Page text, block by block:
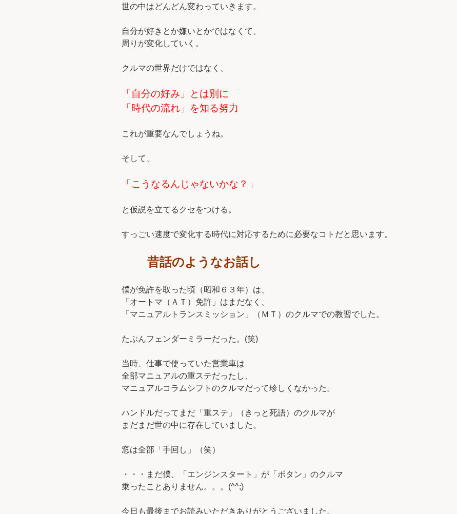
世の中はどんどん変わっていきます。
自分が好きとか嫌いとかではなくて、
周りが変化していく。
クルマの世界だけではなく、
「自分の好み」とは別に
「時代の流れ」を知る努力
これが重要なんでしょうね。
そして、
「こうなるんじゃないかな？」
と仮説を立てるクセをつける。
すっごい速度で変化する時代に対応するために必要なコトだと思います。
昔話のようなお話し
僕が免許を取った頃（昭和６３年）は、
「オートマ（ＡＴ）免許」はまだなく、
「マニュアルトランスミッション」（ＭＴ）のクルマでの教習でした。
たぶんフェンダーミラーだった。(笑)
当時、仕事で使っていた営業車は
全部マニュアルの重ステだったし、
マニュアルコラムシフトのクルマだって珍しくなかった。
ハンドルだってまだ「重ステ」（きっと死語）のクルマが
まだまだ世の中に存在していました。
窓は全部「手回し」（笑）
・・・まだ僕、「エンジンスタート」が「ボタン」のクルマ
乗ったことありません。。。(^^;)
今日も最後までお読みいただきありがとうございました。